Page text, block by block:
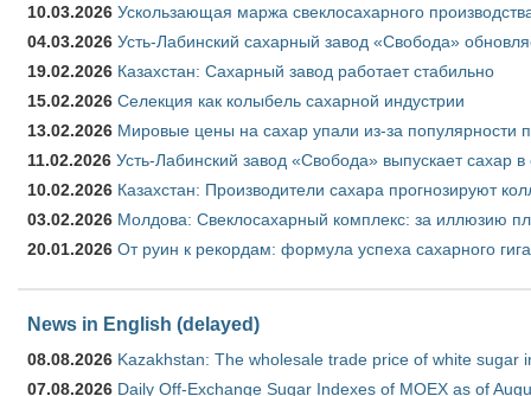
10.03.2026 Ускользающая маржа свеклосахарного
04.03.2026 Усть-Лабинский сахарный завод «Свобода»
19.02.2026 Казахстан: Сахарный завод работает стабильно
15.02.2026 Селекция как колыбель сахарной индустрии
13.02.2026 Мировые цены на сахар упали из-за популярности
11.02.2026 Усть-Лабинский завод «Свобода» выпускает сахар в
10.02.2026 Казахстан: Производители сахара прогнозируют
03.02.2026 Молдова: Свеклосахарный комплекс: за иллюзию
20.01.2026 От руин к рекордам: формула успеха сахарного
News in English (delayed)
08.08.2026 Kazakhstan: The wholesale trade price of white sugar
07.08.2026 Daily Off-Exchange Sugar Indexes of MOEX as of